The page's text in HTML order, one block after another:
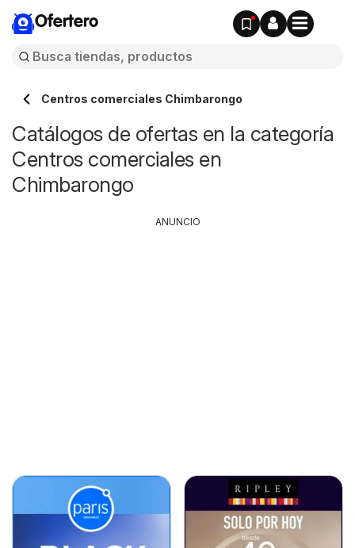
Ofertero
Centros comerciales Chimbarongo
Catálogos de ofertas en la categoría
Centros comerciales en
Chimbarongo
ANUNCIO